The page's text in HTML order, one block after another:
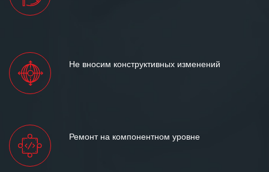
Не вносим конструктивных изменений
Ремонт на компонентном уровне